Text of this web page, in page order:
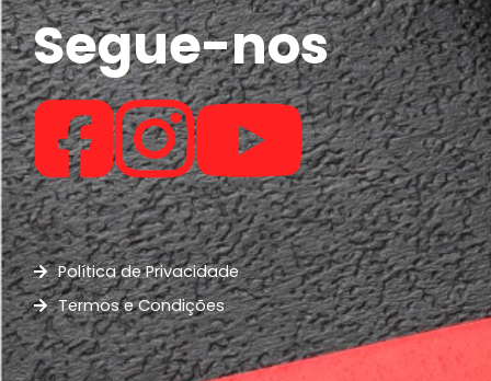
Segue-nos
Política de Privacidade
Termos e Condições